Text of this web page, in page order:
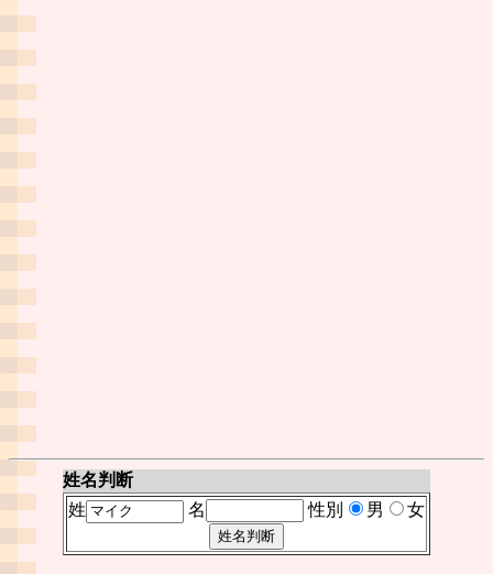
姓名判断
姓
名 性別 男 女